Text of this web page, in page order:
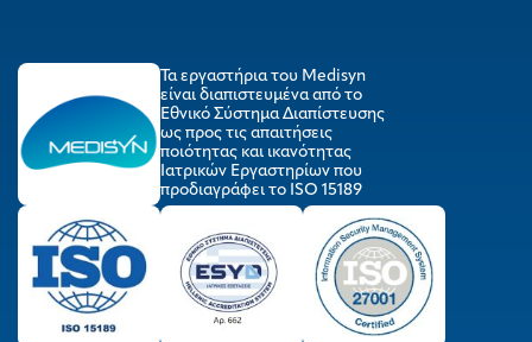
Τα εργαστήρια του Medisyn
είναι διαπιστευμένα από το
Εθνικό Σύστημα Διαπίστευσης
ως προς τις απαιτήσεις
ποιότητας και ικανότητας
Ιατρικών Εργαστηρίων που
προδιαγράφει το ISO 15189